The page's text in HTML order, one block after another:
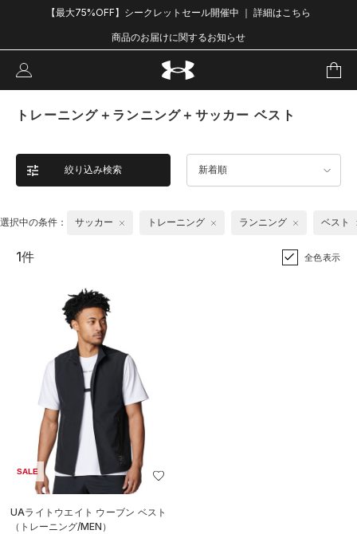
【最大75%OFF】シークレットセール開催中 ｜ 詳細はこちら
商品のお届けに関するお知らせ
トレーニング＋ランニング＋サッカー ベスト
絞り込み検索 新着順
選択中の条件： サッカー トレーニング ランニング ベスト
1件 全色表示
SALE
UAライトウエイト ウーブン ベスト
（トレーニング/MEN）